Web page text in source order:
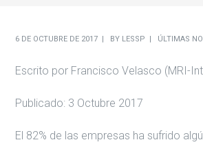
6 DE OCTUBRE DE 2017 BY LESSP ÚLTIMAS
Escrito por Francisco Velasco (MRI-
Publicado: 3 Octubre 2017
El 82% de las empresas ha sufrido